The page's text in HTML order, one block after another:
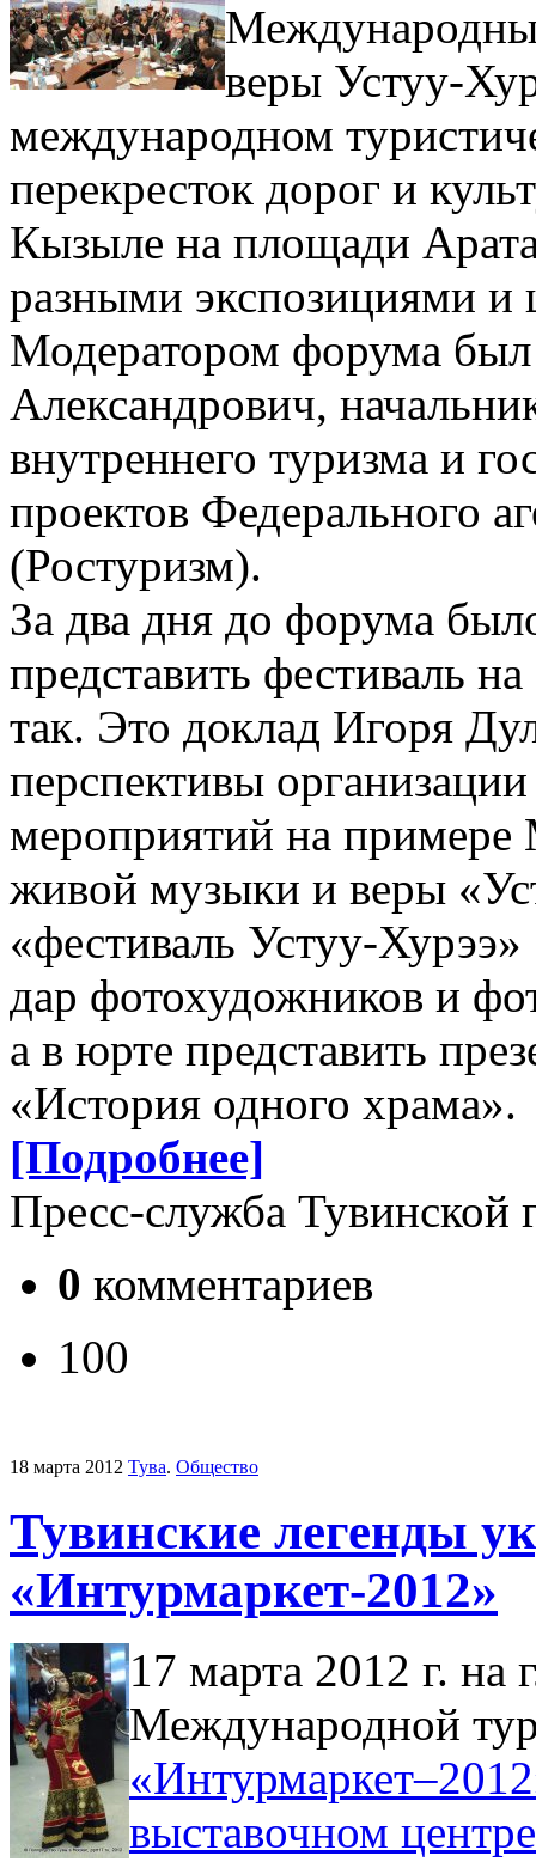
веры Устуу-
международном
перекресток дорог и
Кызыле на площади
разными экспозициями
Модератором форума
Александрович,
внутреннего туризма и
проектов Федерального
(Ростуризм).
За два дня до форума
представить фестиваль
так. Это доклад Игоря
перспективы
мероприятий на примере
живой музыки и веры
«фестиваль Устуу-
дар фотохудожников и
а в юрте представить
«История одного храма».
[Подробнее]
Пресс-служба Тувинской
0 комментариев
100
18 марта 2012 Тува. Общество
Тувинские легенды
«Интурмаркет-2012»
17 марта 2012 г. на
Международной
выставочном